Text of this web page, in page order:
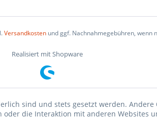
Versandkostenund ggf. Nachnahmegebühren, wenn
Realisiert mit Shopware
sind und stets gesetzt werden. Andere
die Interaktion mit anderen Websites